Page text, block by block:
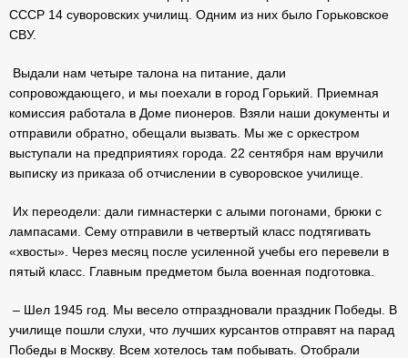
СССР 14 суворовских училищ. Одним из них было Горьковское
СВУ.
Выдали нам четыре талона на питание, дали
сопровождающего, и мы поехали в город Горький. Приемная
комиссия работала в Доме пионеров. Взяли наши документы и
отправили обратно, обещали вызвать. Мы же с оркестром
выступали на предприятиях города. 22 сентября нам вручили
выписку из приказа об отчислении в суворовское училище.
Их переодели: дали гимнастерки с алыми погонами, брюки с
лампасами. Сему отправили в четвертый класс подтягивать
«хвосты». Через месяц после усиленной учебы его перевели в
пятый класс. Главным предметом была военная подготовка.
– Шел 1945 год. Мы весело отпраздновали праздник Победы. В
училище пошли слухи, что лучших курсантов отправят на парад
Победы в Москву. Всем хотелось там побывать. Отобрали